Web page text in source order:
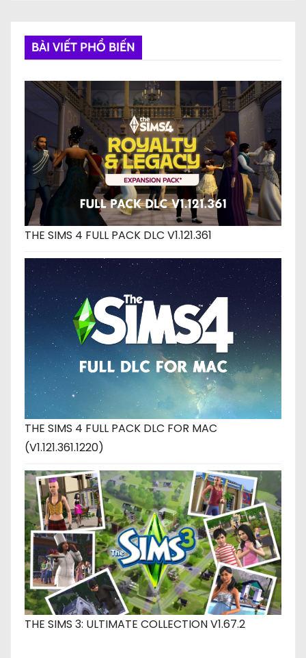
BÀI VIẾT PHỔ BIẾN
THE SIMS 4 FULL PACK DLC V1.121.361
THE SIMS 4 FULL PACK DLC FOR MAC
(V1.121.361.1220)
THE SIMS 3: ULTIMATE COLLECTION V1.67.2